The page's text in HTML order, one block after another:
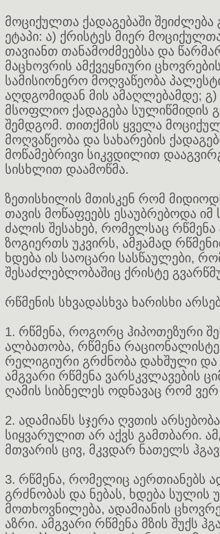
მოციქულთა ქადაგებაში შეიძლება
ეტაპი: ა) ქრისტეს მიერ
თავიანთ თანამოძმეებსა და
მაცხოვრის ამქვეყნიური
სამისიონერო მოღვაწეობა
აღდგომიდან მის ამაღლებამდე;
მსოფლიო ქადაგება სულიწმიდის
შემდგომ. თითქმის ყველა
მოღვაწეობა და სახარების
მოწამებრივი სიკვდილით
სისხლით დაამოწმა.
ზეთისხილის მთისკენ რომ
თავის მოწაფეებს ესაუბრებოდა
ძალის შესახებ, რომელსაც რწმენა
ზოგიერთს უკვირს, ამჟამად
ხდება ის საოცარი სასწაულები,
შესაძლებლობაშიც ქრისტე
რწმენის სხვადასხვა ხარისხი
1. რწმენა, როგორც ჰიპოთეზური
ალბათობა, რწმენა
რელიგიური გრძნობა დახშული და
ამგვარი რწმენა ვარსკვლავების
ღამის სიბნელეს ოდნავაც რომ ვერ
2. ადამიანს სჯერა ღვთის
სიყვარულით არ აქვს გამთბარი.
მთვარის ცივ, მკვდარ ნათელს
3. რწმენა, რომელიც აერთიანებს
გრძნობას და ნებას, ხდება სულის
მოთხოვნილება, ადამიანის
აზრი. ამგვარი რწმენა მზის შუქს